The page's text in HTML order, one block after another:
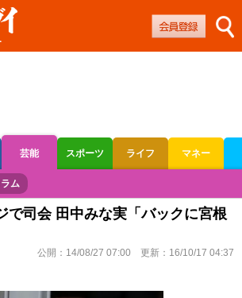
芸能 スポーツ ライフ マネー
オートレース
ム
で司会 田中みな実「バックに宮根
公開： 14/08/27 07:00 更新： 16/10/17 04:37